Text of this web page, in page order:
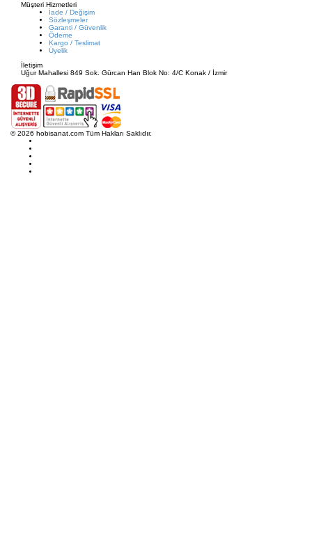
Müşteri Hizmetleri
İade / Değişim
Sözleşmeler
Garanti / Güvenlik
Ödeme
Kargo / Teslimat
Üyelik
İletişim
Uğur Mahallesi 849 Sok. Gürcan Han Blok No: 4/C Konak / İzmir
© 2026 hobisanat.com Tüm Hakları Saklıdır.